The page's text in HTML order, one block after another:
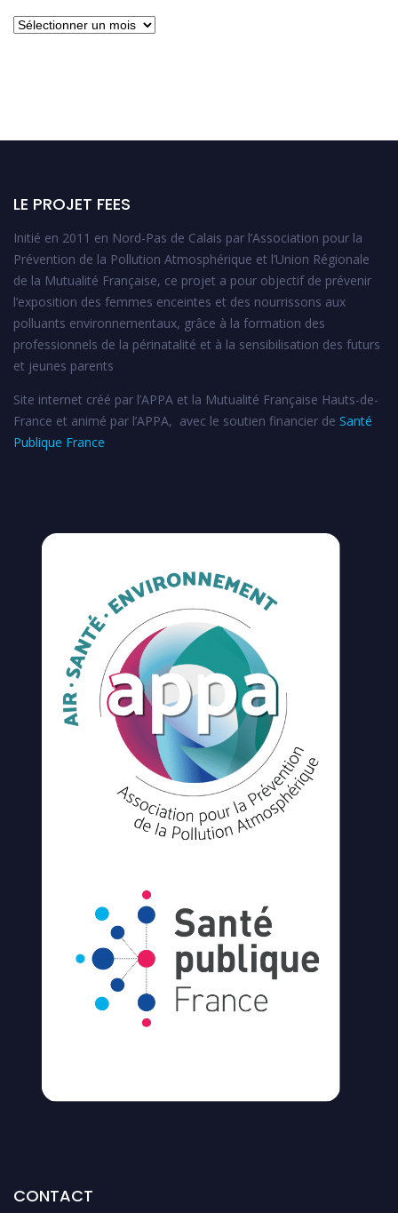
Archives
LE PROJET FEES
Initié en 2011 en Nord-Pas de Calais par l’Association pour la
Prévention de la Pollution Atmosphérique et l’Union Régionale
de la Mutualité Française, ce projet a pour objectif de prévenir
l’exposition des femmes enceintes et des nourrissons aux
polluants environnementaux, grâce à la formation des
professionnels de la périnatalité et à la sensibilisation des futurs
et jeunes parents
Site internet créé par l’APPA et la Mutualité Française Hauts-de-
France et animé par l’APPA, avec le soutien financier de Santé
Publique France
CONTACT